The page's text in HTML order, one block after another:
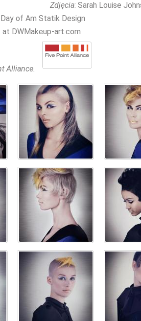
Zdjęcia: Sarah Louise
of Am Statik Design
at DWMakeup-art.com
Alliance.